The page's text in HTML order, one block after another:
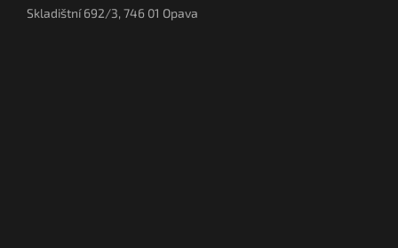
Skladištní 692/3, 746 01 Opava